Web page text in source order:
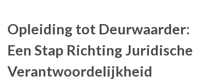
Opleiding tot Deurwaarder:
Een Stap Richting Juridische
Verantwoordelijkheid